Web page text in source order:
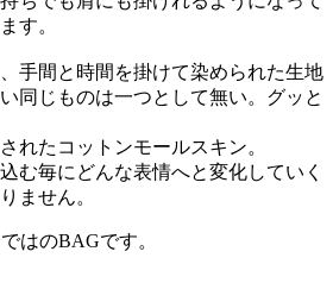
す。
手間と時間を掛けて染められた生地
同じものは一つとして無い。グッと
れたコットンモールスキン。
む毎にどんな表情へと変化していく
ません。
はのBAGです。